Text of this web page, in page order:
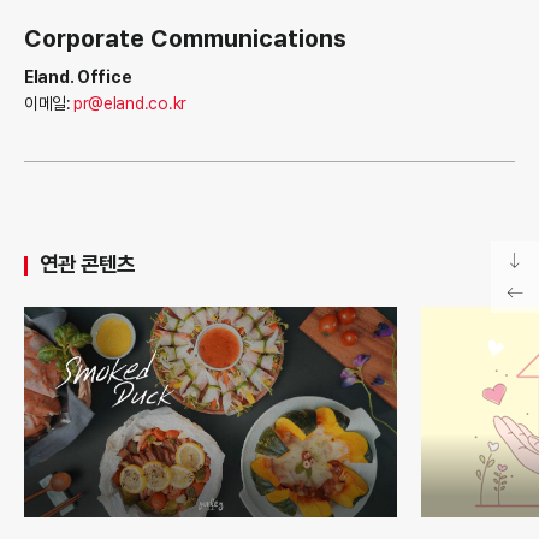
Corporate Communications
Eland. Office
이메일:pr@eland.co.kr
연관 콘텐츠